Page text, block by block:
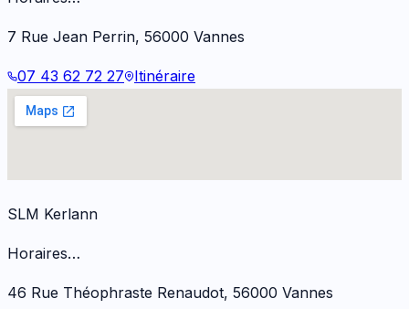
7 Rue Jean Perrin, 56000 Vannes
07 43 62 72 27 Itinéraire
SLM Kerlann
Horaires…
46 Rue Théophraste Renaudot, 56000 Vannes